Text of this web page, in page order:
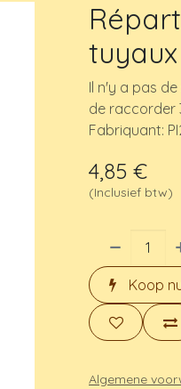
Il n'y a pas
de raccorder
Fabriquant:
4,85 €
(Inclusief btw)
Koop
Algemene